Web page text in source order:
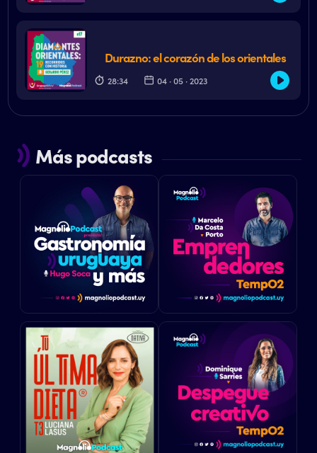
Durazno: el corazón de los orientales
28:34 04 · 05 · 2023
Más podcasts